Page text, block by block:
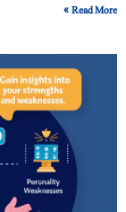
Read More »